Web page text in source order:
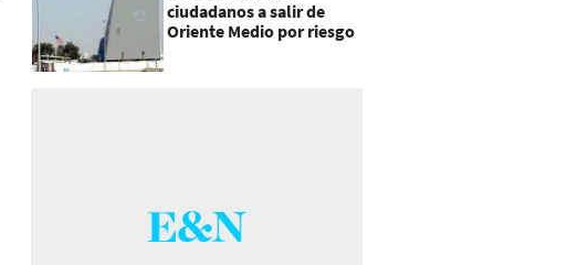
ciudadanos a salir de
Oriente Medio por riesgo